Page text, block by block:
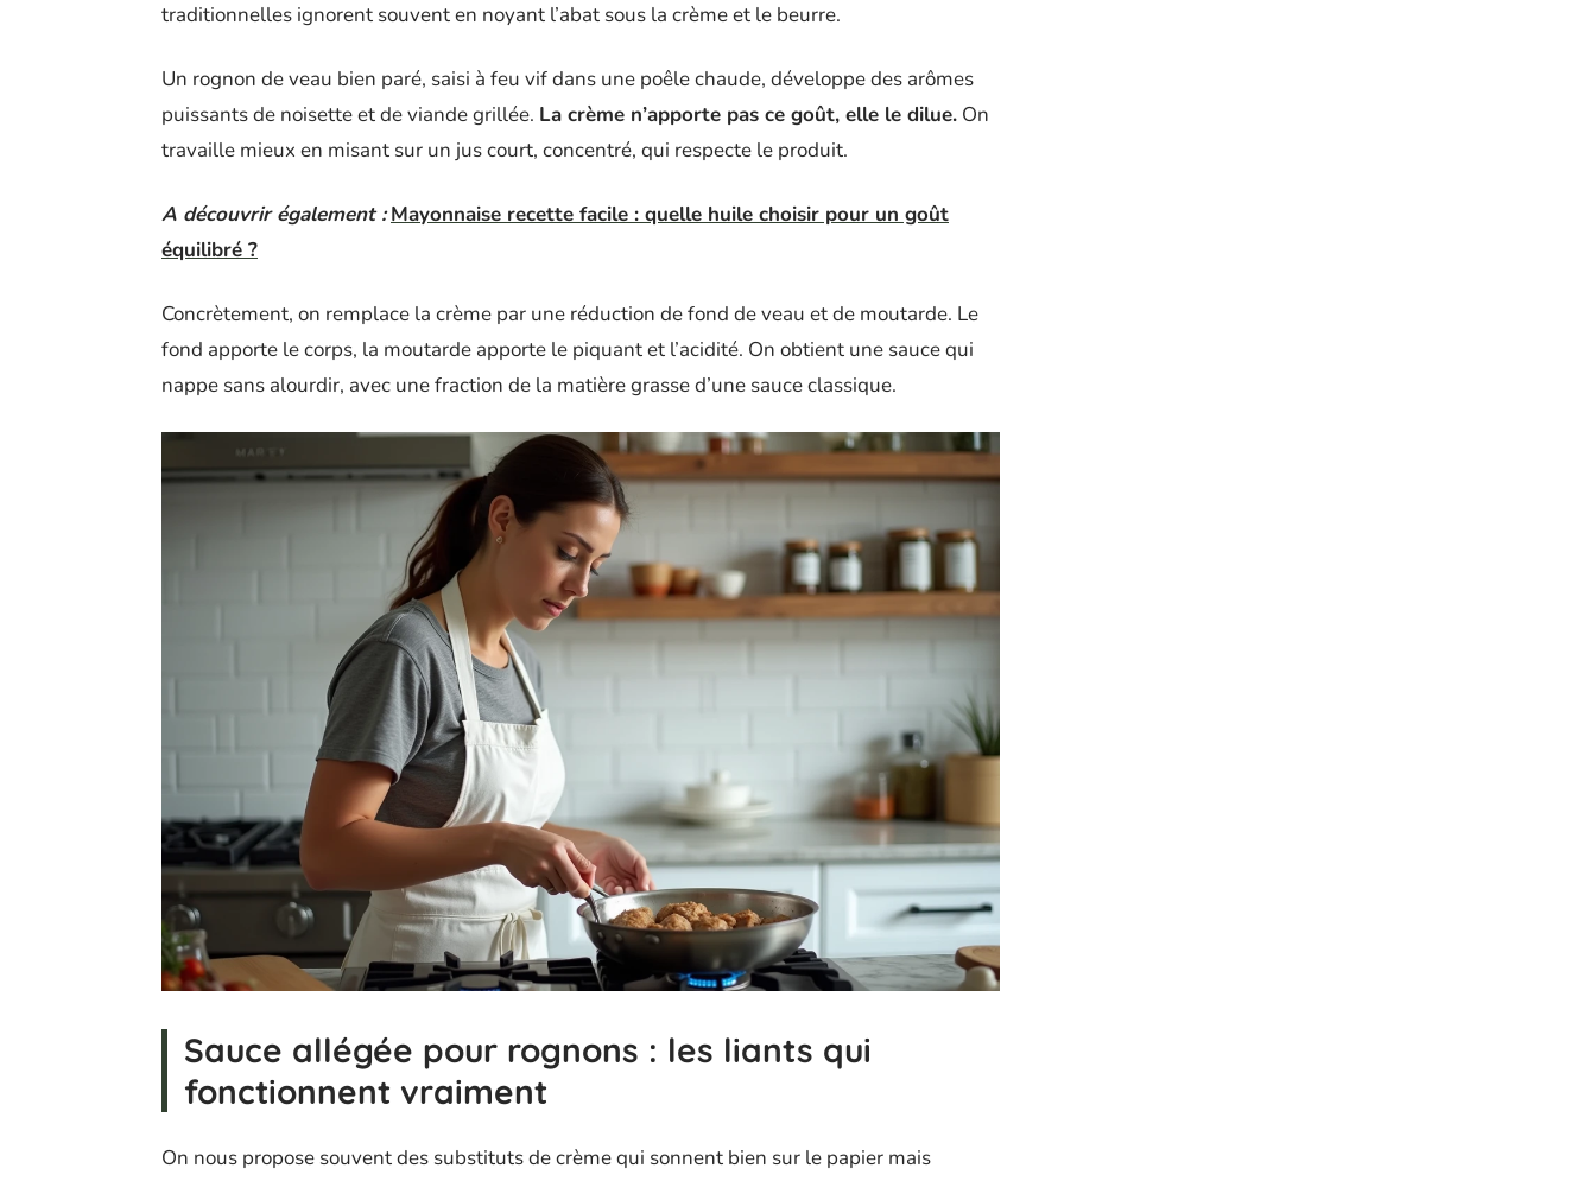
traditionnelles ignorent souvent en noyant l’abat sous la crème et le beurre.
Un rognon de veau bien paré, saisi à feu vif dans une poêle chaude, développe des arômes
puissants de noisette et de viande grillée. La crème n’apporte pas ce goût, elle le dilue. On
travaille mieux en misant sur un jus court, concentré, qui respecte le produit.
A découvrir également : Mayonnaise recette facile : quelle huile choisir pour un goût
équilibré ?
Concrètement, on remplace la crème par une réduction de fond de veau et de moutarde. Le
fond apporte le corps, la moutarde apporte le piquant et l’acidité. On obtient une sauce qui
nappe sans alourdir, avec une fraction de la matière grasse d’une sauce classique.
Sauce allégée pour rognons : les liants qui
fonctionnent vraiment
On nous propose souvent des substituts de crème qui sonnent bien sur le papier mais